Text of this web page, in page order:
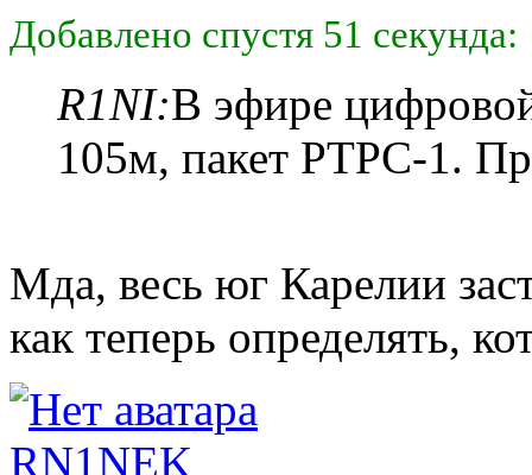
Добавлено спустя 51 секунда:
R1NI:В эфире
105м, пакет РТРС-1.
Мда, весь юг Карелии
как теперь определять,
RN1NEK